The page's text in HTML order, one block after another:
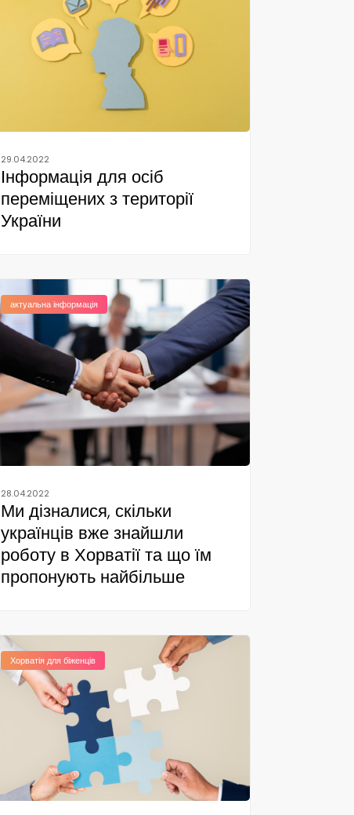
29.04.2022
Інформація для осіб
переміщених з території
України
актуальна інформація
28.04.2022
Ми дізналися, скільки
українців вже знайшли
роботу в Хорватії та що їм
пропонують найбільше
Хорватія для біженців